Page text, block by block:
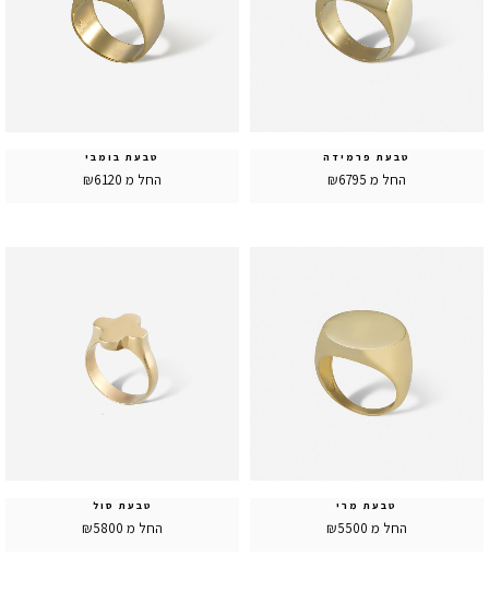
טבעת פרמידה
החל מ ₪6795
טבעת בומבי
החל מ ₪6120
טבעת מרי
החל מ ₪5500
טבעת סול
החל מ ₪5800